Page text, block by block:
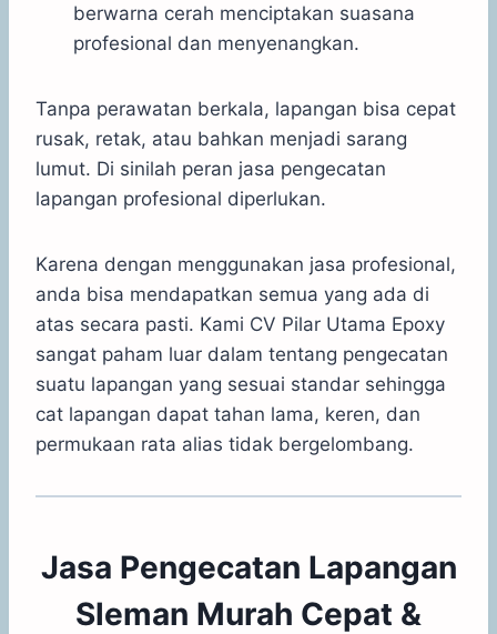
berwarna cerah menciptakan suasana
profesional dan menyenangkan.
Tanpa perawatan berkala, lapangan bisa cepat
rusak, retak, atau bahkan menjadi sarang
lumut. Di sinilah peran jasa pengecatan
lapangan profesional diperlukan.
Karena dengan menggunakan jasa profesional,
anda bisa mendapatkan semua yang ada di
atas secara pasti. Kami CV Pilar Utama Epoxy
sangat paham luar dalam tentang pengecatan
suatu lapangan yang sesuai standar sehingga
cat lapangan dapat tahan lama, keren, dan
permukaan rata alias tidak bergelombang.
Jasa Pengecatan Lapangan
Sleman Murah Cepat &